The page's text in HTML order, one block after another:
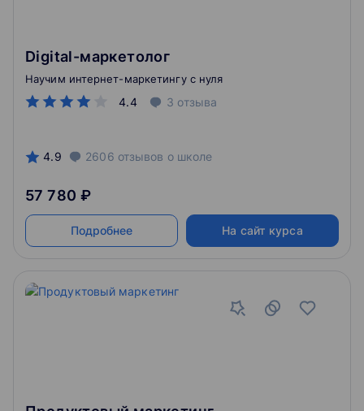
Digital-маркетолог
4.4 3 отзыва
Научим интернет-маркетингу с нуля
4.9 2606 отзывов о школе
57 780 ₽
Подробнее На сайт курса